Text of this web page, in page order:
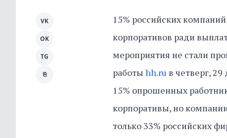
15% российских
корпоративов ради
мероприятия не стали
работы hh.ru в четверг, 29
15% опрошенных
корпоративы, но
только 33% российских
VK
OK
TG
⎘